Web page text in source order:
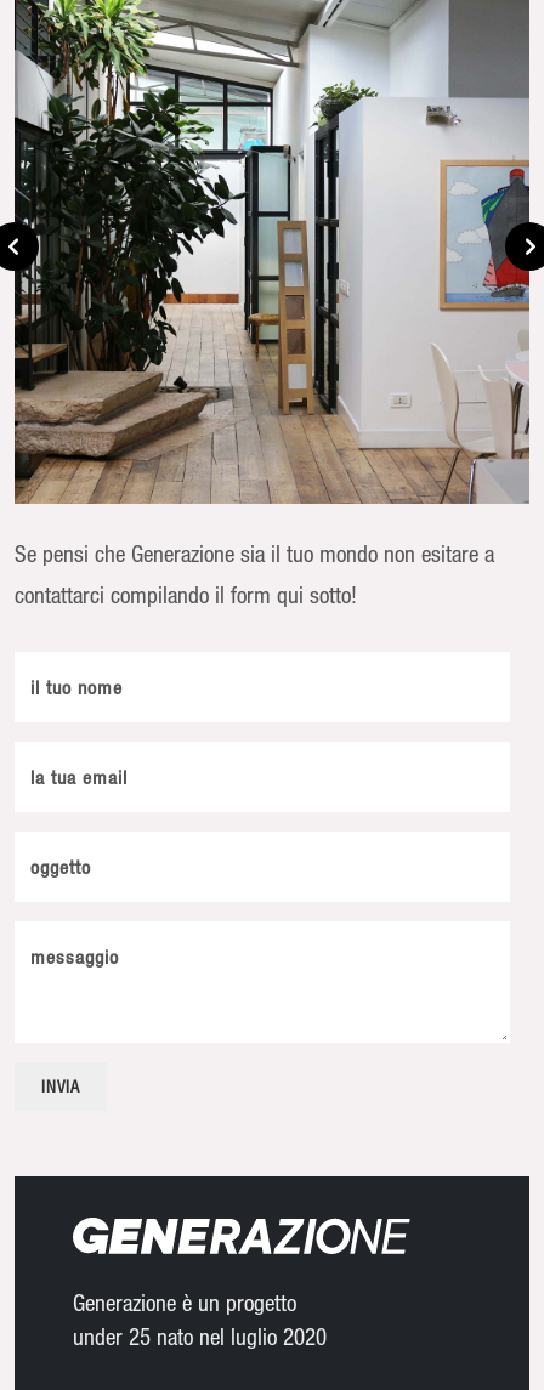
Se pensi che Generazione sia il tuo mondo non esitare a
contattarci compilando il form qui sotto!
il tuo nome
la tua email
oggetto
messaggio
Generazione è un progetto
under 25 nato nel luglio 2020